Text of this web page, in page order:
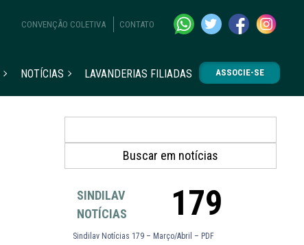
CONVENÇÃO COLETIVA CONTATO
NOTÍCIAS LAVANDERIAS FILIADAS ASSOCIE-SE
SINDILAV
NOTÍCIAS
179
Sindilav Notícias 179 – Março/Abril – PDF